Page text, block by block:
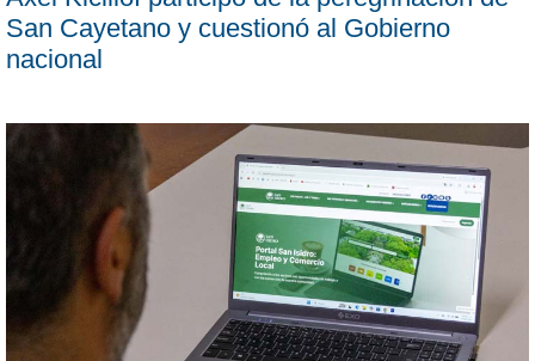
San Cayetano y cuestionó al Gobierno
nacional